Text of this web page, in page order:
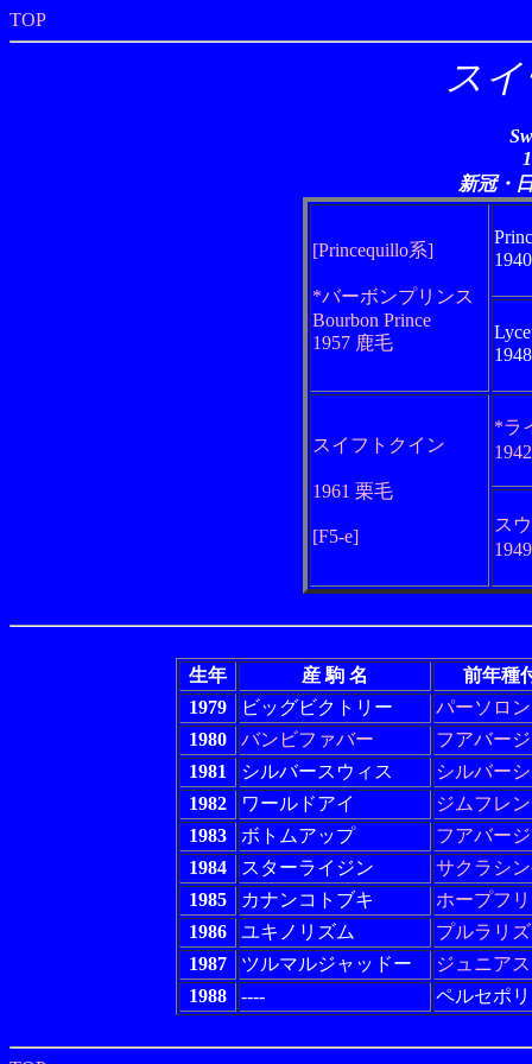
TOP
ス
新冠・
[Princequillo系]
*バーボンプリンス
Bourbon Prince
1957 鹿毛
スイフトクイン
1961 栗毛
[F5-e]
*ラ
ス
生年 産 駒 名
前年種
1979
ビッグビクトリー
パーソロン
1980
バンビファバー
フアバージ
1981
シルバースウィス
シルバー
1982
ワールドアイ
ジムフレ
1983
ボトムアップ
フアバージ
1984
スターライジン
サクラシ
1985
カナンコトブキ
ホープフ
1986
ユキノリズム
プルラリ
1987
ツルマルジャッドー
ジュニアス
1988
---- ペルセポ